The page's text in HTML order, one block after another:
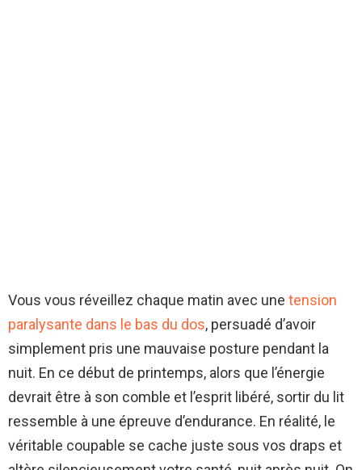
Vous vous réveillez chaque matin avec une tension
paralysante dans le bas du dos, persuadé d’avoir
simplement pris une mauvaise posture pendant la
nuit. En ce début de printemps, alors que l’énergie
devrait être à son comble et l’esprit libéré, sortir du lit
ressemble à une épreuve d’endurance. En réalité, le
véritable coupable se cache juste sous vos draps et